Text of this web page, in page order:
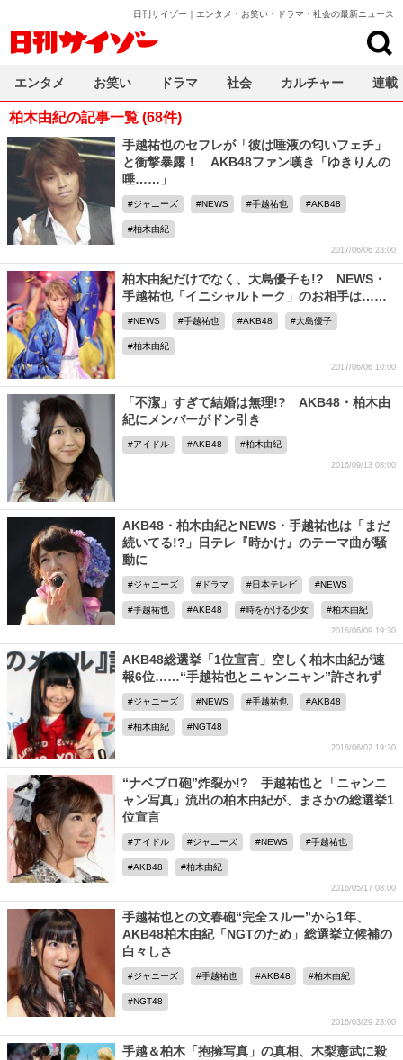
日刊サイゾー｜エンタメ・お笑い・ドラマ・社会の最新ニュース
柏木由紀の記事一覧 (68件)
手越祐也のセフレが「彼は唾液の匂いフェチ」
と衝撃暴露！ AKB48ファン嘆き「ゆきりんの
唾……」
ジャニーズ NEWS 手越祐也 AKB48
柏木由紀
2017/06/06 23:00
柏木由紀だけでなく、大島優子も!? NEWS・
手越祐也「イニシャルトーク」のお相手は……
NEWS 手越祐也 AKB48 大島優子
柏木由紀
2017/06/06 10:00
「不潔」すぎて結婚は無理!? AKB48・柏木由
紀にメンバーがドン引き
アイドル AKB48 柏木由紀
2016/09/13 08:00
AKB48・柏木由紀とNEWS・手越祐也は「まだ
続いてる!?」日テレ『時かけ』のテーマ曲が騒
動に
ジャニーズ ドラマ 日本テレビ NEWS
手越祐也 AKB48 時をかける少女 柏木由紀
2016/06/09 19:30
AKB48総選挙「1位宣言」空しく柏木由紀が速
報6位……“手越祐也とニャンニャン”許されず
ジャニーズ NEWS 手越祐也 AKB48
柏木由紀 NGT48
2016/06/02 19:30
“ナベプロ砲”炸裂か!? 手越祐也と「ニャンニ
ャン写真」流出の柏木由紀が、まさかの総選挙1
位宣言
アイドル ジャニーズ NEWS 手越祐也
AKB48 柏木由紀
2016/05/17 08:00
手越祐也との文春砲“完全スルー”から1年、
AKB48柏木由紀「NGTのため」総選挙立候補の
白々しさ
ジャニーズ 手越祐也 AKB48 柏木由紀
NGT48
2016/03/29 23:00
手越＆柏木「抱擁写真」の真相、木梨憲武に殺
エンタメ お笑い ドラマ 社会 カルチャー 連載